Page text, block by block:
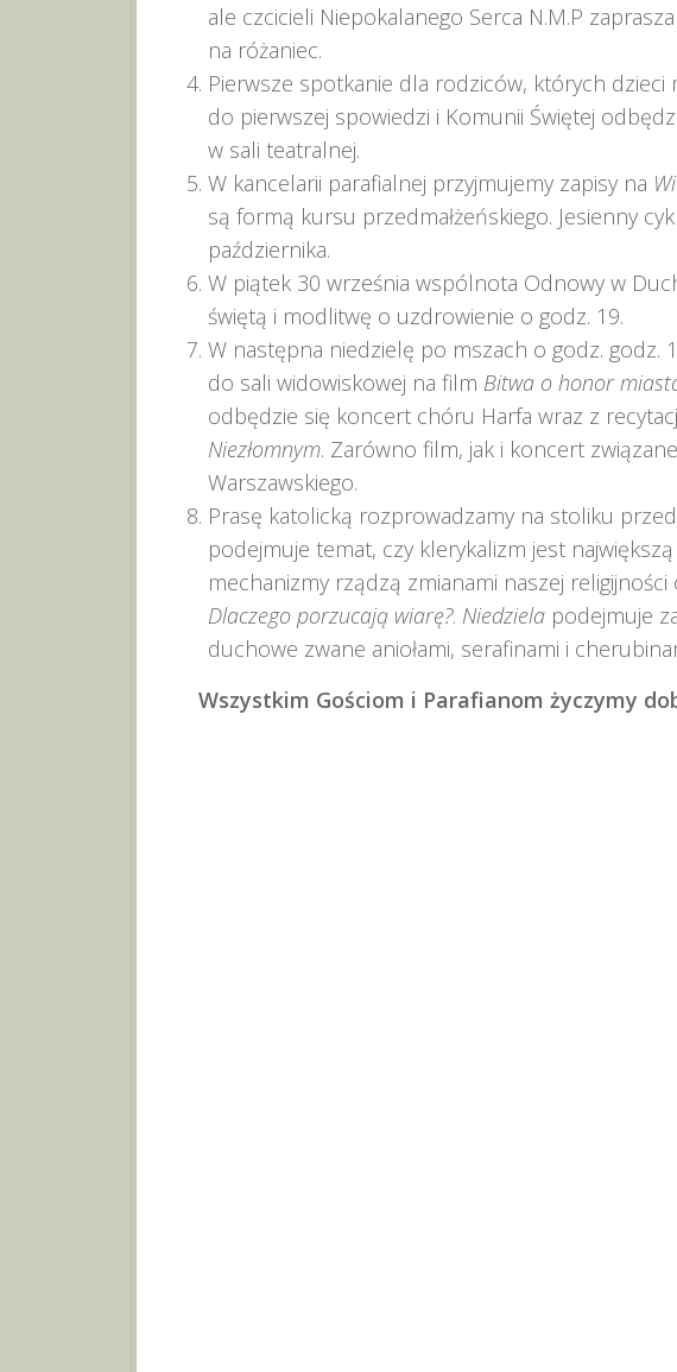
ale czcicieli Niepokalanego Serca N.M.P
na różaniec.
Pierwsze spotkanie dla rodziców, których
do pierwszej spowiedzi i Komunii Świętej
w sali teatralnej.
W kancelarii parafialnej przyjmujemy zapisy na
są formą kursu przedmałżeńskiego. Jesienny
października.
W piątek 30 września wspólnota Odnowy w
świętą i modlitwę o uzdrowienie o godz. 19.
W następna niedzielę po mszach o godz. godz.
do sali widowiskowej na film Bitwa o honor
odbędzie się koncert chóru Harfa wraz z
Niezłomnym. Zarówno film, jak i koncert
Warszawskiego.
Prasę katolicką rozprowadzamy na stoliku
podejmuje temat, czy klerykalizm jest największą
mechanizmy rządzą zmianami naszej
Dlaczego porzucają wiarę?. Niedzielapodejmuje
duchowe zwane aniołami, serafinami i
Wszystkim Gościom i Parafianom życzymy